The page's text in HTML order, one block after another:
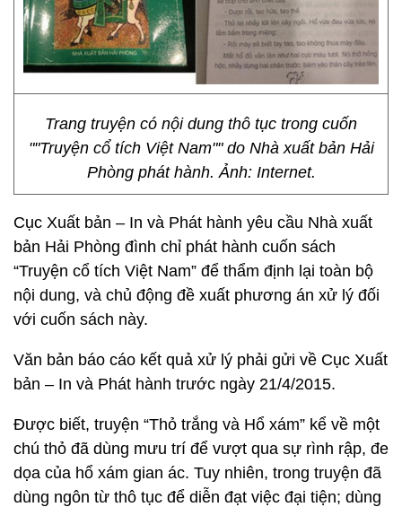
Trang truyện có nội dung thô tục trong cuốn
""Truyện cổ tích Việt Nam"" do Nhà xuất bản Hải
Phòng phát hành. Ảnh: Internet.
Cục Xuất bản – In và Phát hành yêu cầu Nhà xuất
bản Hải Phòng đình chỉ phát hành cuốn sách
“Truyện cổ tích Việt Nam” để thẩm định lại toàn bộ
nội dung, và chủ động đề xuất phương án xử lý đối
với cuốn sách này.
Văn bản báo cáo kết quả xử lý phải gửi về Cục Xuất
bản – In và Phát hành trước ngày 21/4/2015.
Được biết, truyện “Thỏ trắng và Hổ xám” kể về một
chú thỏ đã dùng mưu trí để vượt qua sự rình rập, đe
dọa của hổ xám gian ác. Tuy nhiên, trong truyện đã
dùng ngôn từ thô tục để diễn đạt việc đại tiện; dùng